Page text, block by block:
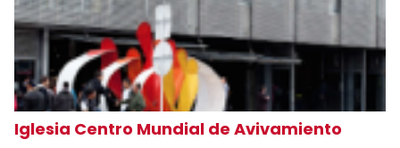
Iglesia Centro Mundial de Avivamiento